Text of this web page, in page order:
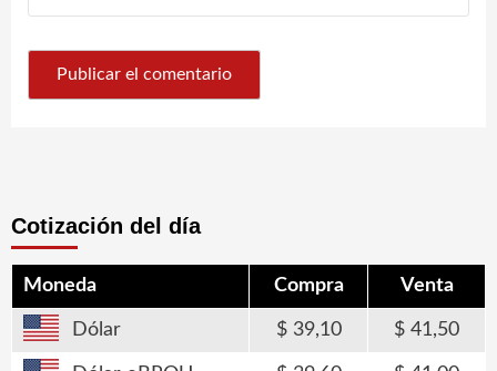
Cotización del día
Moneda Compra Venta
Dólar 39,10 41,50